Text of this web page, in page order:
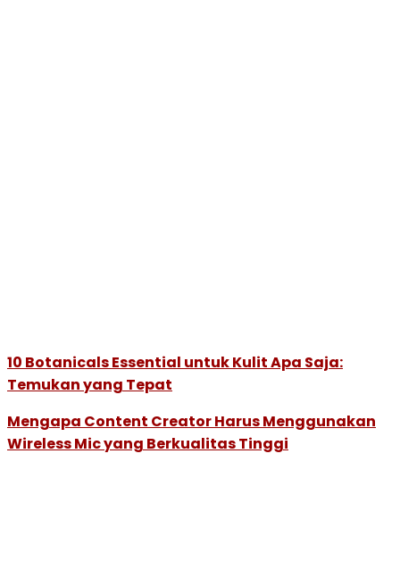
10 Botanicals Essential untuk Kulit Apa Saja:
Temukan yang Tepat
Mengapa Content Creator Harus Menggunakan
Wireless Mic yang Berkualitas Tinggi